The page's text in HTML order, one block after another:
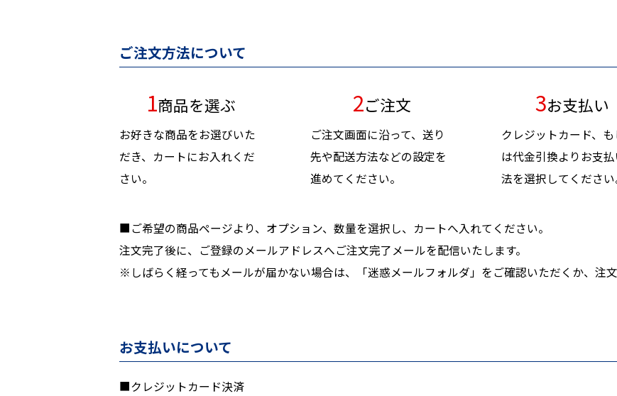
ご注文方法について
1商品を選ぶ
お好きな商品をお選びいた
だき、カートにお入れくだ
さい。
2ご注文
ご注文画面に沿って、送り
先や配送方法などの設定を
進めてください。
3お支払い
クレジットカード、も
は代金引換よりお支
法を選択してください
■ご希望の商品ページより、オプション、数量を選択し、カートへ入れてください。
注文完了後に、ご登録のメールアドレスへご注文完了メールを配信いたします。
※しばらく経ってもメールが届かない場合は、「迷惑メールフォルダ」をご確認いただくか、注
お支払いについて
■クレジットカード決済